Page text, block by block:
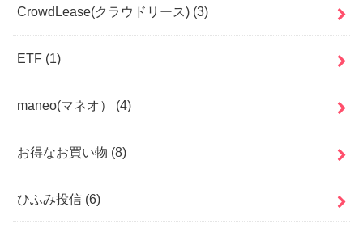
CrowdLease(クラウドリース) (3)
ETF (1)
maneo(マネオ） (4)
お得なお買い物 (8)
ひふみ投信 (6)